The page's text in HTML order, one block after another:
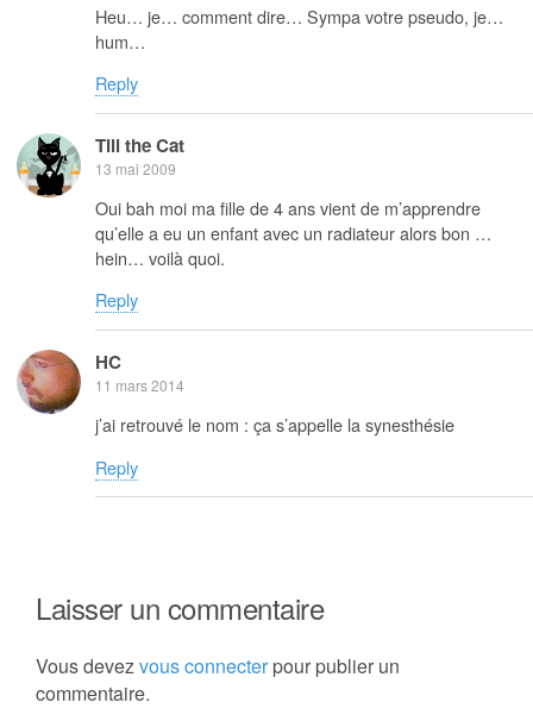
Heu… je… comment dire… Sympa votre pseudo, je…
hum…
Reply
Till the Cat
13 mai 2009
Oui bah moi ma fille de 4 ans vient de m’apprendre
qu’elle a eu un enfant avec un radiateur alors bon …
hein… voilà quoi.
Reply
HC
11 mars 2014
j’ai retrouvé le nom : ça s’appelle la synesthésie
Reply
Laisser un commentaire
Vous devezvous connecterpour publier un
commentaire.